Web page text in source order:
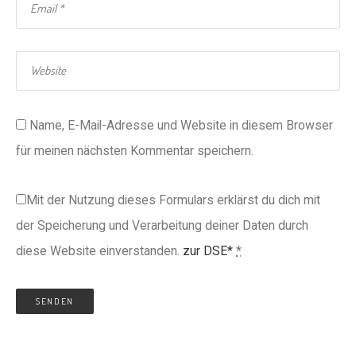
Name, E-Mail-Adresse und Website in diesem Browser
für meinen nächsten Kommentar speichern.
Mit der Nutzung dieses Formulars erklärst du dich mit
der Speicherung und Verarbeitung deiner Daten durch
diese Website einverstanden. zur DSE* *